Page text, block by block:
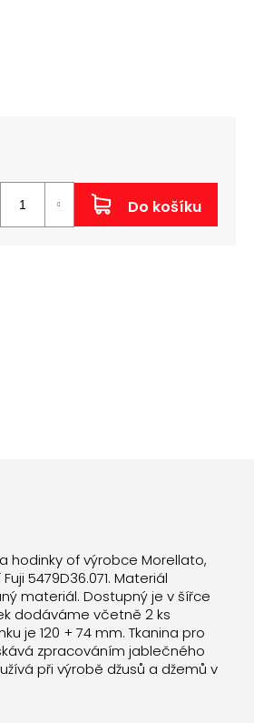
Do košíku
hodinky of výrobce Morellato,
5479D36.071. Materiál
materiál. Dostupný je v šířce
dodáváme včetně 2 ks
je 120 + 74 mm. Tkanina pro
zpracováním jablečného
při výrobě džusů a džemů v